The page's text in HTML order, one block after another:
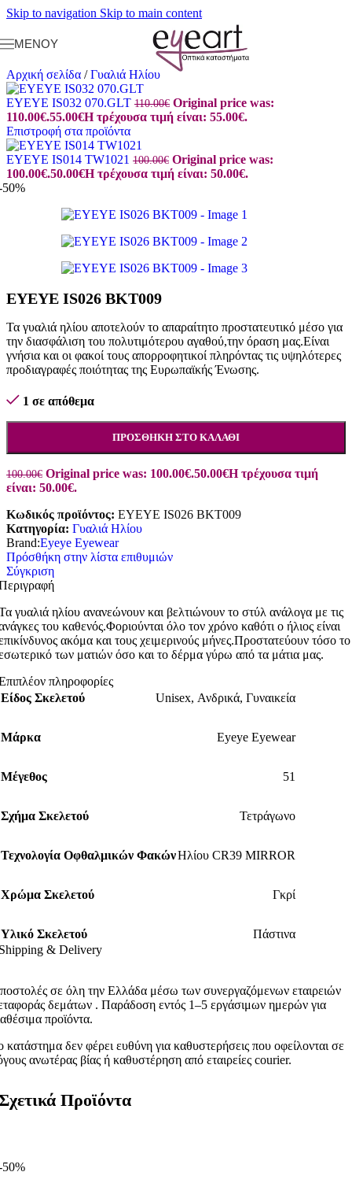
Skip to navigation Skip to main content
ΜΕΝΟΎ
Αρχική σελίδα / Γυαλιά Ηλίου
EYEYE IS032 070.GLT 110.00€ Original price was:
110.00€.55.00€Η τρέχουσα τιμή είναι: 55.00€.
Επιστροφή στα προϊόντα
EYEYE IS014 TW1021 100.00€ Original price was:
100.00€.50.00€Η τρέχουσα τιμή είναι: 50.00€.
50%
EYEYE IS026 BKT009
Τα γυαλιά ηλίου αποτελούν το απαραίτητο προστατευτικό μέσο για
την διασφάλιση του πολυτιμότερου αγαθού,την όραση μας.Είναι
γνήσια και οι φακοί τους απορροφητικοί πληρόντας τις υψηλότερες
προδιαγραφές ποιότητας της Ευρωπαϊκής Ένωσης.
1 σε απόθεμα
ΠΡΟΣΘΉΚΗ ΣΤΟ ΚΑΛΆΘΙ
100.00€ Original price was: 100.00€.50.00€Η τρέχουσα τιμή
είναι: 50.00€.
Κωδικός προϊόντος: EYEYE IS026 BKT009
Κατηγορία: Γυαλιά Ηλίου
Brand:Eyeye Eyewear
Πρόσθήκη στην λίστα επιθυμιών
Σύγκριση
γυαλιά ηλίου ανανεώνουν και βελτιώνουν το στύλ ανάλογα με τις
του καθενός.Φοριούνται όλο τον χρόνο καθότι ο ήλιος είναι
ακόμα και τους χειμερινούς μήνες.Προστατεύουν τόσο το
των ματιών όσο και το δέρμα γύρω από τα μάτια μας.
πληροφορίες
Είδος Σκελετού
Unisex, Ανδρικά, Γυναικεία
Μάρκα Eyeye Eyewear
Μέγεθος 51
Σχήμα Σκελετού Τετράγωνο
Τεχνολογία Οφθαλμικών ΦακώνΗλίου CR39 MIRROR
Χρώμα Σκελετού Γκρί
Υλικό Σκελετού
Πάστινα
& Delivery
σε όλη την Ελλάδα μέσω των συνεργαζόμενων εταιρειών
δεμάτων . Παράδοση εντός 1–5 εργάσιμων ημερών για
προϊόντα.
κατάστημα δεν φέρει ευθύνη για καθυστερήσεις που οφείλονται σε
ανωτέρας βίας ή καθυστέρηση από εταιρείες courier.
Προϊόντα
50%